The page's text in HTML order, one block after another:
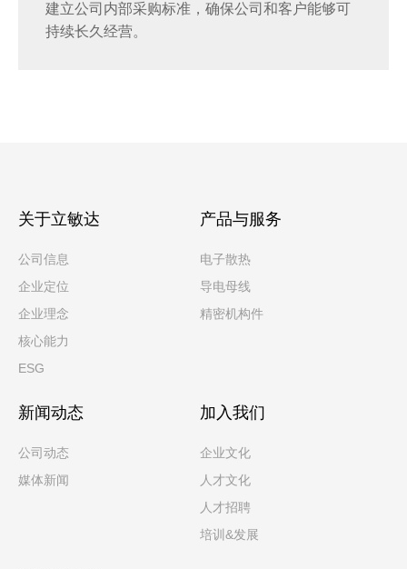
建立公司内部采购标准，确保公司和客户能够可
持续长久经营。
关于立敏达
公司信息
企业定位
企业理念
核心能力
ESG
产品与服务
电子散热
导电母线
精密机构件
新闻动态
公司动态
媒体新闻
加入我们
企业文化
人才文化
人才招聘
培训&发展